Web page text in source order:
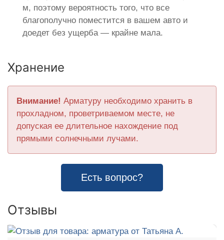
м, поэтому вероятность того, что все
благополучно поместится в вашем авто и
доедет без ущерба — крайне мала.
Хранение
Внимание! Арматуру необходимо хранить в
прохладном, проветриваемом месте, не
допуская ее длительное нахождение под
прямыми солнечными лучами.
Есть вопрос?
Отзывы